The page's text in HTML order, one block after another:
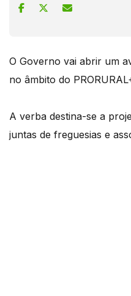
O Governo vai abrir um
no âmbito do
A verba destina-se a
juntas de freguesias e